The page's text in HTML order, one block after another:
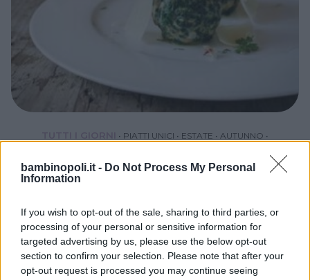
bambinopoli.it - Do Not Process My Personal
Information
If you wish to opt-out of the sale, sharing to third parties, or
processing of your personal or sensitive information for
targeted advertising by us, please use the below opt-out
section to confirm your selection. Please note that after your
opt-out request is processed you may continue seeing
• PIATTI UNICI • ESTATE • AUTUNNO •
Canederli verdi con cuore filante